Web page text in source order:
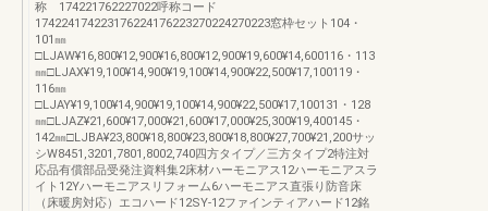
称 174221762227022呼称コード
174224174223176224176223270224270223窓枠セット104・
101㎜
□LJAW¥16,800¥12,900¥16,800¥12,900¥19,600¥14,600116・113
㎜□LJAX¥19,100¥14,900¥19,100¥14,900¥22,500¥17,100119・
116㎜
□LJAY¥19,100¥14,900¥19,100¥14,900¥22,500¥17,100131・128
㎜□LJAZ¥21,600¥17,000¥21,600¥17,000¥25,300¥19,400145・
142㎜□LJBA¥23,800¥18,800¥23,800¥18,800¥27,700¥21,200サッ
シW8451,3201,7801,8002,740四方タイプ／三方タイプ2特注対
応品有償部品受発注資料集2床材ハーモニアス12ハーモニアスラ
イト12Yハーモニアスリフォーム6ハーモニアス直張り防音床
（床暖房対応）エコハード12SY-12ファインティアハード12銘